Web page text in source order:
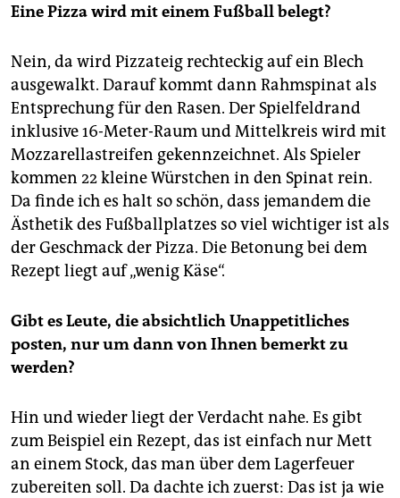
Eine Pizza wird mit einem Fußball belegt?
Nein, da wird Pizzateig rechteckig auf ein Blech
ausgewalkt. Darauf kommt dann Rahmspinat als
Entsprechung für den Rasen. Der Spielfeldrand
inklusive 16-Meter-Raum und Mittelkreis wird mit
Mozzarella­streifen gekennzeichnet. Als Spieler
kommen 22 kleine Würstchen in den Spinat rein.
Da finde ich es halt so schön, dass jemandem die
Ästhetik des Fußballplatzes so viel wichtiger ist als
der Geschmack der Pizza. Die Betonung bei dem
Rezept liegt auf „wenig Käse“.
Gibt es Leute, die absichtlich Unappetitliches
posten, nur um dann von Ihnen bemerkt zu
werden?
Hin und wieder liegt der Verdacht nahe. Es gibt
zum Beispiel ein Rezept, das ist einfach nur Mett
an einem Stock, das man über dem Lagerfeuer
zubereiten soll. Da dachte ich zuerst: Das ist ja wie